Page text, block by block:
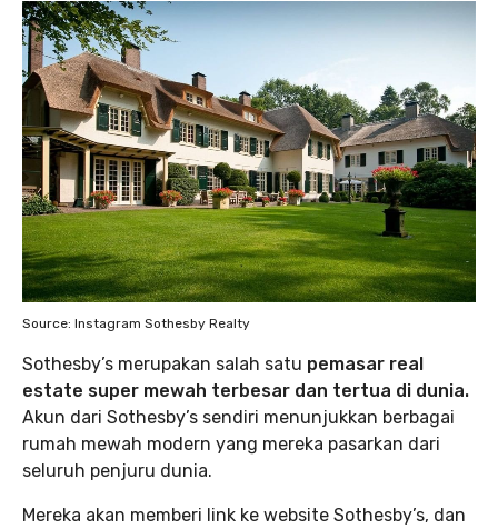
Source: Instagram Sothesby Realty
Sothesby’s merupakan salah satu pemasar real
estate super mewah terbesar dan tertua di dunia.
Akun dari Sothesby’s sendiri menunjukkan berbagai
rumah mewah modern yang mereka pasarkan dari
seluruh penjuru dunia.
Mereka akan memberi link ke website Sothesby’s, dan